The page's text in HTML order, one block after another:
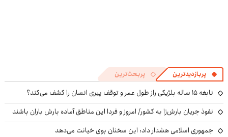
پربازدیدترین پربحث‌ترین
نابغه ۱۵ ساله بلژیکی راز طول عمر و توقف پیری انسان را کشف می‌کند؟
نفوذ جریان بارش‌زا به کشور/ امروز و فردا این مناطق آماده بارش باران باشند
جمهوری اسلامی هشدار داد: این سخنان بوی خیانت می‌دهد